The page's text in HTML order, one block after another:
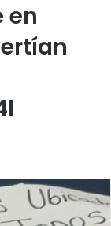
en